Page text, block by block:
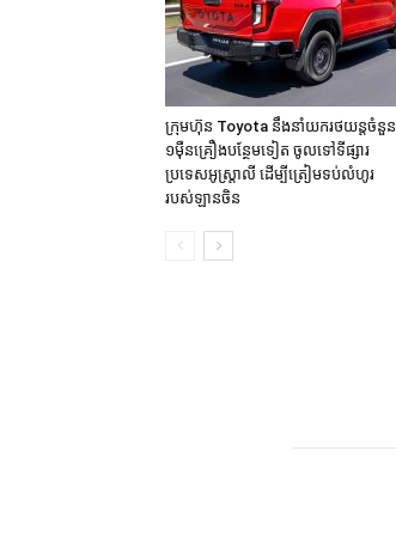
ក្រុមហ៊ុន Toyota នឹងនាំយករថយន្តចំនួន
១មុឺនគ្រឿងបន្ថែមទៀត ចូលទៅទីផ្សារ
ប្រទេសអូស្ត្រាលី ដើម្បីត្រៀមទប់លំហូរ
របស់ឡានចិន